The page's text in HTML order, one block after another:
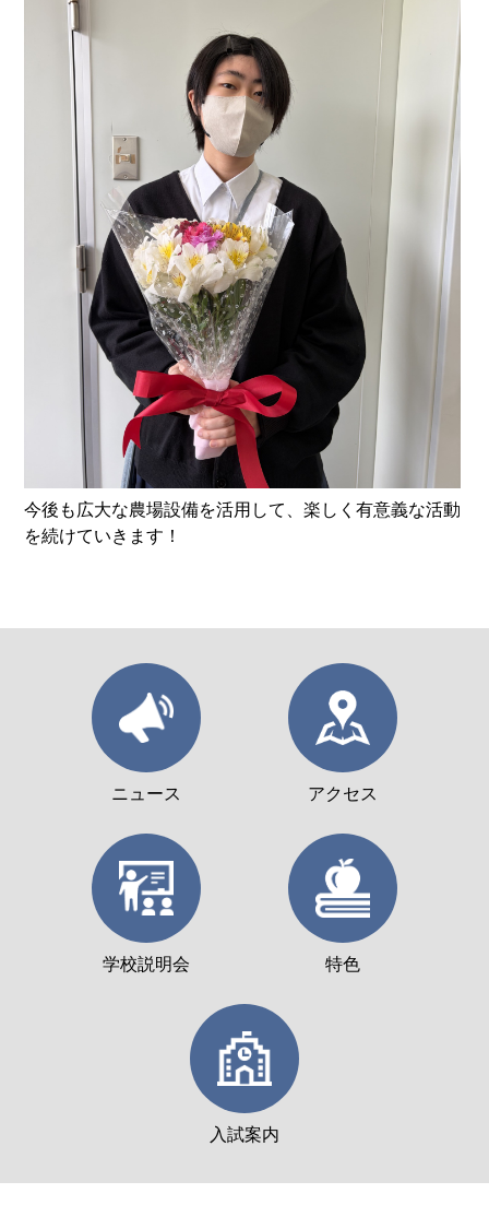
今後も広大な農場設備を活用して、楽しく有意義な活動
を続けていきます！
ニュース アクセス
学校説明会 特色
入試案内